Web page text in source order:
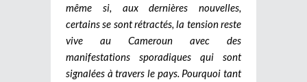
même si, aux dernières nouvelles,
certains se sont rétractés, la tension reste
vive au Cameroun avec des
manifestations sporadiques qui sont
signalées à travers le pays. Pourquoi tant